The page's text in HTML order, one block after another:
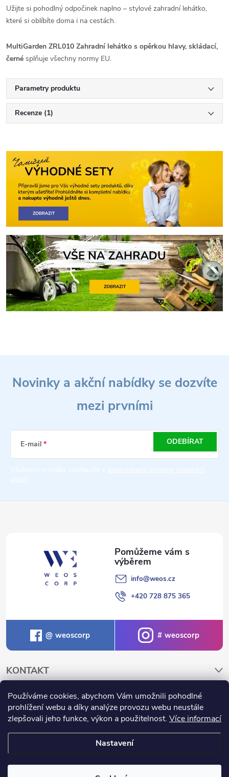
Používáme cookies, abychom Vám umožnili pohodlné
prohlížení webu a díky analýze provozu webu neustále
zlepšovali jeho funkce, výkon a použitelnost. Více informací
Nastavení
Užijte si pohodlný odpočinek naplno – stylové zahradní lehátko,
které si oblíbíte doma i na cestách.
MultiGarden ZRL010 Zahradní lehátko s opěrkou hlavy, skládací,
černé splňuje všechny normy EU.
Parametry produktu
Recenze (1)
í
Novinky a akční nabídky se dozvíte
mezi prvními
E-mail ODEBÍRAT
info@weos.cz
+420 728 875 365
weoscorp weoscorp
KONTAKT
NAKUPOVÁNÍ A INFORMACE